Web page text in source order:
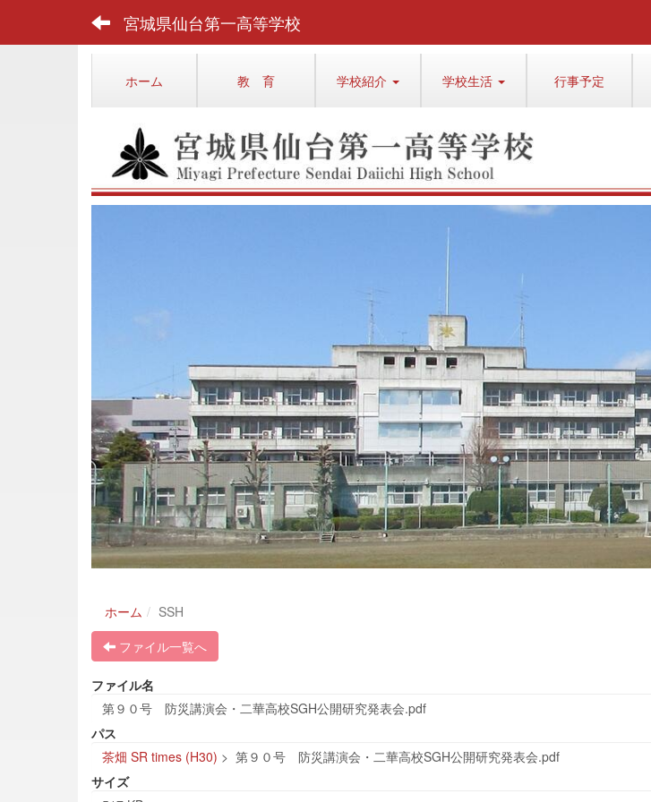
宮城県仙台第一高等学校
ホーム 教 育 学校紹介 学校生活 行事予定
ホーム
SSH
ファイル一覧へ
ファイル名
第９０号 防災講演会・二華高校SGH公開研究発表会.pdf
パス
茶畑 SR times (H30) > 第９０号 防災講演会・二華高校SGH公開研究発表会.pdf
サイズ